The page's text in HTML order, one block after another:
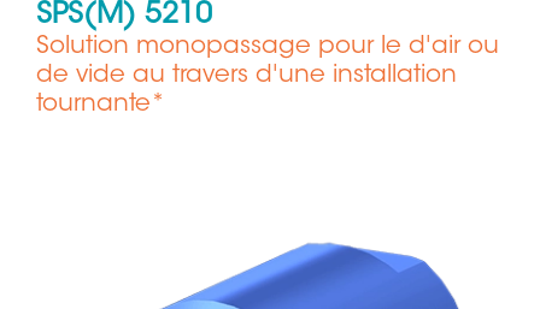
SPS(M) 5210
Solution monopassage pour le d'air ou
de vide au travers d'une installation
tournante*